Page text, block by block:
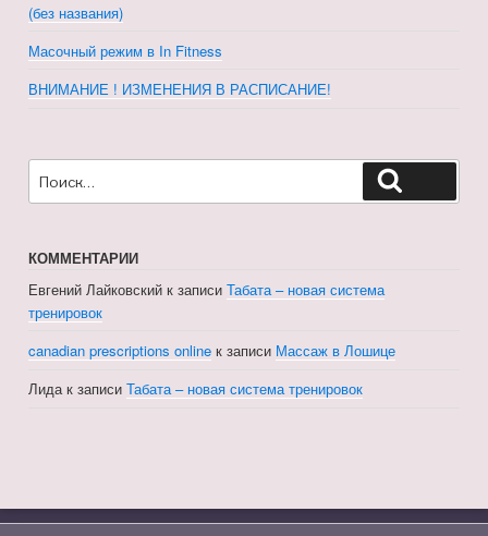
(без названия)
Масочный режим в In Fitness
ВНИМАНИЕ ! ИЗМЕНЕНИЯ В РАСПИСАНИЕ!
КОММЕНТАРИИ
Евгений Лайковский к записиТабата – новая система
тренировок
canadian prescriptions online к записи Массаж в Лошице
Лидак записиТабата – новая система тренировок